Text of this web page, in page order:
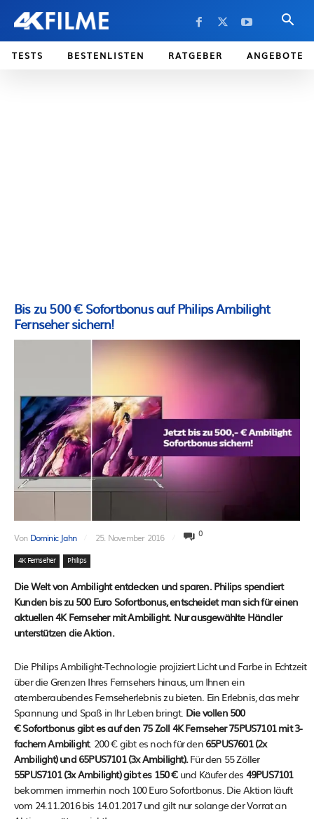
TESTS BESTENLISTEN RATGEBER ANGEBOTE
Bis zu 500 € Sofortbonus auf Philips Ambilight
Fernseher sichern!
Von Dominic Jahn 25. November 2016 0
4K Fernseher Philips
Die Welt von Ambilight entdecken und sparen. Philips spendiert
Kunden bis zu 500 Euro Sofortbonus, entscheidet man sich für einen
aktuellen 4K Fernseher mit Ambilight. Nur ausgewählte Händler
unterstützen die Aktion.
Die Philips Ambilight-Technologie projiziert Licht und Farbe in Echtzeit
über die Grenzen Ihres Fernsehers hinaus, um Ihnen ein
atemberaubendes Fernseherlebnis zu bieten. Ein Erlebnis, das mehr
Spannung und Spaß in Ihr Leben bringt. Die vollen 500
€ Sofortbonus gibt es auf den 75 Zoll 4K Fernseher 75PUS7101 mit 3-
fachem Ambilight. 200 € gibt es noch für den 65PUS7601 (2x
Ambilight) und 65PUS7101 (3x Ambilight).Für den 55 Zöller
55PUS7101 (3x Ambilight) gibt es 150 €und Käufer des 49PUS7101
bekommen immerhin noch 100 Euro Sofortbonus. Die Aktion läuft
vom 24.11.2016 bis 14.01.2017 und gilt nur solange der Vorrat an